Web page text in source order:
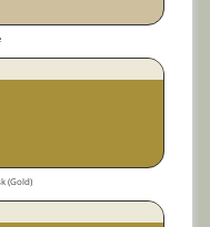
(Gold)